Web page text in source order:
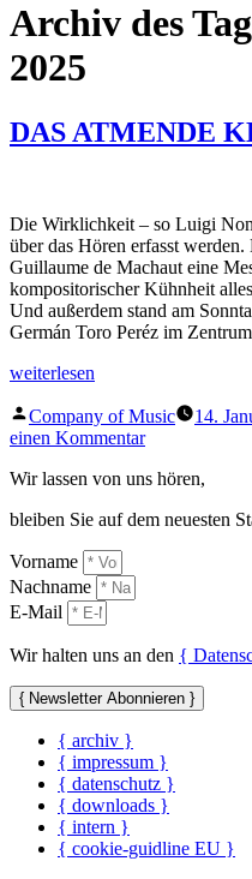
Archiv des
2025
DAS ATMENDE
Die Wirklichkeit – so Luigi
über das Hören erfasst
Guillaume de Machaut eine
kompositorischer Kühnheit
Und außerdem stand am
Germán Toro Peréz im
„DAS
KLARSEIN“
weiterlesen
Veröffentlicht
von
Company of Music 14.
einen Kommentarzu
ATMENDE
Wir lassen von uns hören,
bleiben Sie auf dem neuesten
Vorname
Nachname
E-Mail
Wir halten uns an den {
{ Newsletter Abonnieren }
{ archiv }
{ impressum }
{ datenschutz }
{ downloads }
{ intern }
{ cookie-guidline EU }